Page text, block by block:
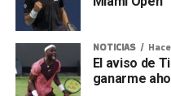
NOTICIAS
El aviso de
ganarme